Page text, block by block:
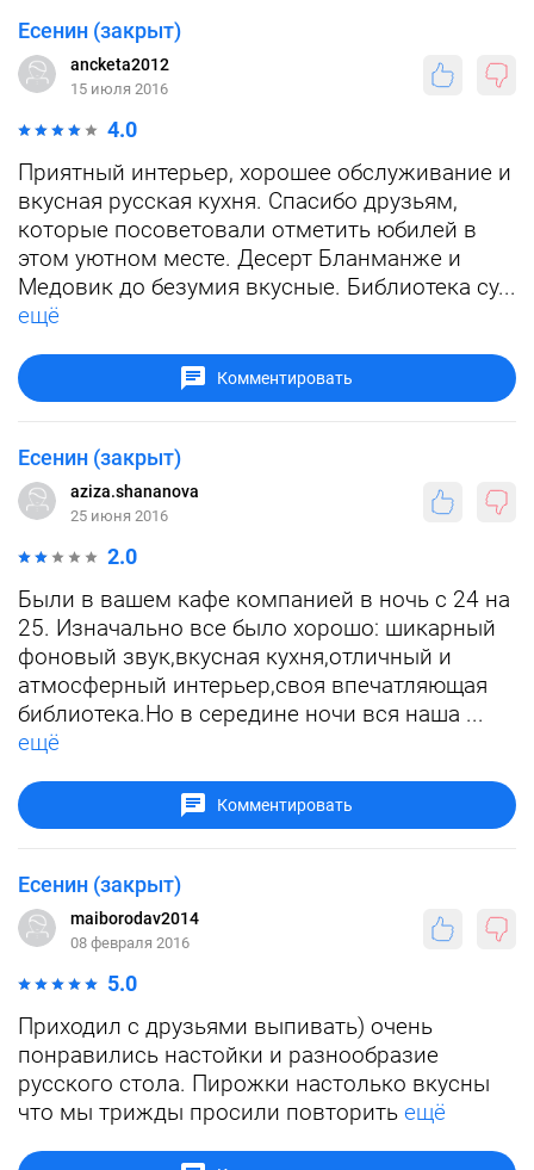
Есенин (закрыт)
ancketa2012
15 июля 2016
4.0
Приятный интерьер, хорошее обслуживание и
вкусная русская кухня. Спасибо друзьям,
которые посоветовали отметить юбилей в
этом уютном месте. Десерт Бланманже и
Медовик до безумия вкусные. Библиотека су...
ещё
Комментировать
Есенин (закрыт)
aziza.shananova
25 июня 2016
2.0
Были в вашем кафе компанией в ночь с 24 на
25. Изначально все было хорошо: шикарный
фоновый звук,вкусная кухня,отличный и
атмосферный интерьер,своя впечатляющая
библиотека.Но в середине ночи вся наша ...
ещё
Комментировать
Есенин (закрыт)
maiborodav2014
08 февраля 2016
5.0
Приходил с друзьями выпивать) очень
понравились настойки и разнообразие
русского стола. Пирожки настолько вкусны
что мы трижды просили повторить ещё